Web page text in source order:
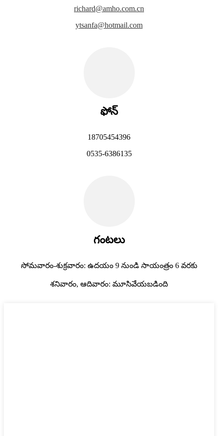
richard@amho.com.cn
ytsanfa@hotmail.com
ఫోన్
18705454396
0535-6386135
గంటలు
సోమవారం-శుక్రవారం: ఉదయం 9 నుండి సాయంత్రం 6 వరకు
శనివారం, ఆదివారం: మూసివేయబడింది